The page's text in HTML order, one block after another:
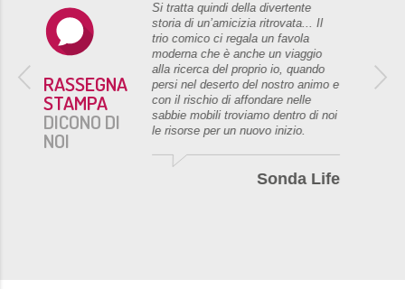
RASSEGNA
STAMPA
DICONO DI
NOI
in cui
meccanismo
esperienziale
tempo che
mai, a
farsi registi
Lasciarsi
Si tratta quindi della divertente
storia di un’amicizia ritrovata... Il
trio comico ci regala un favola
moderna che è anche un viaggio
alla ricerca del proprio io, quando
persi nel deserto del nostro animo e
con il rischio di affondare nelle
sabbie mobili troviamo dentro di noi
le risorse per un nuovo inizio.
Sonda Life